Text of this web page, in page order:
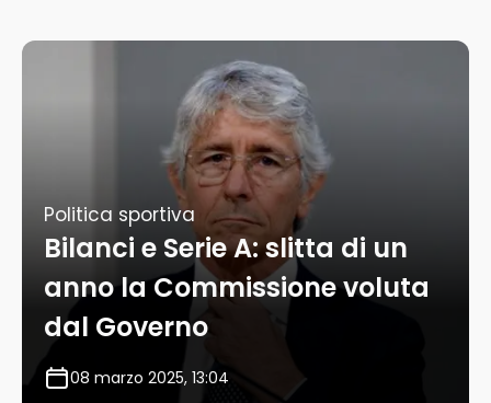
Politica sportiva
Bilanci e Serie A: slitta di un
anno la Commissione voluta
dal Governo
08 marzo 2025, 13:04